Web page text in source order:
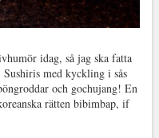
idag, så jag ska fatta
med kyckling i sås
och gochujang! En
rätten bibimbap, if